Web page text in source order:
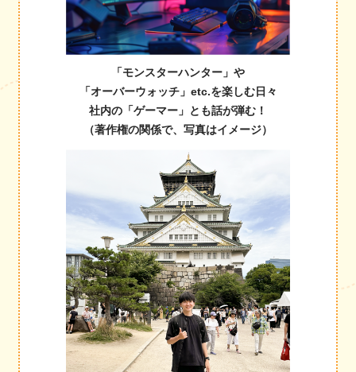
「モンスターハンター」や
「オーバーウォッチ」etc.を楽しむ日々
社内の「ゲーマー」とも話が弾む！
（著作権の関係で、写真はイメージ）